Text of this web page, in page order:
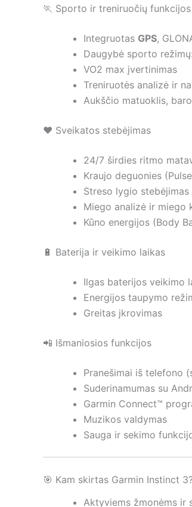
🏃 Sporto ir treniruočių funkcijos
Integruotas GPS,
Daugybė sporto
VO2 max įvertinimas
Treniruotės analizė ir
Aukščio matuoklis,
❤️ Sveikatos stebėjimas
24/7 širdies ritmo
Kraujo deguonies
Streso lygio stebėjimas
Miego analizė ir miego
Kūno energijos (Body
🔋 Baterija ir veikimo laikas
Ilgas baterijos veikimo
Energijos taupymo
Greitas įkrovimas
📲 Išmaniosios funkcijos
Pranešimai iš telefono
Suderinamumas su
Garmin Connect™
Muzikos valdymas
Sauga ir sekimo
🎯 Kam skirtas Garmin Instinct
Aktyviems žmonėms ir